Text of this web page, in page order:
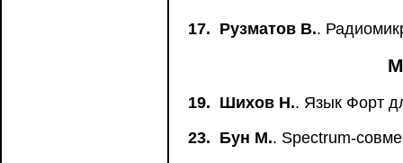
17. Рузматов В..
19. Шихов Н.. Язык Форт
23. Бун М.. Spectrum-